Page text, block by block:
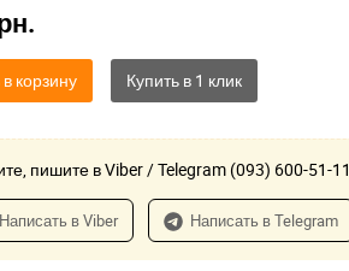
корзину
пишите в Viber / Telegram (093) 600-51-11
Написать в Viber Написать в Telegram